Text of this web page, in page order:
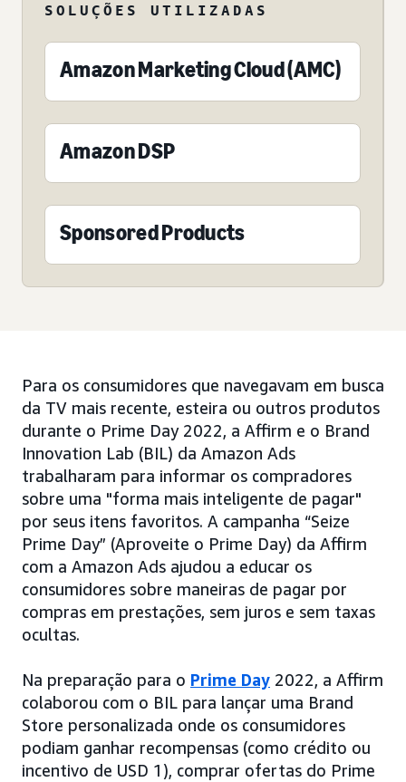
SOLUÇÕES UTILIZADAS
Amazon Marketing Cloud (AMC)
Amazon DSP
Sponsored Products
Para os consumidores que navegavam em busca
da TV mais recente, esteira ou outros produtos
durante o Prime Day 2022, a Affirm e o Brand
Innovation Lab (BIL) da Amazon Ads
trabalharam para informar os compradores
sobre uma "forma mais inteligente de pagar"
por seus itens favoritos. A campanha “Seize
Prime Day” (Aproveite o Prime Day) da Affirm
com a Amazon Ads ajudou a educar os
consumidores sobre maneiras de pagar por
compras em prestações, sem juros e sem taxas
ocultas.
Na preparação para o Prime Day 2022, a Affirm
colaborou com o BIL para lançar uma Brand
Store personalizada onde os consumidores
podiam ganhar recompensas (como crédito ou
incentivo de USD 1), comprar ofertas do Prime